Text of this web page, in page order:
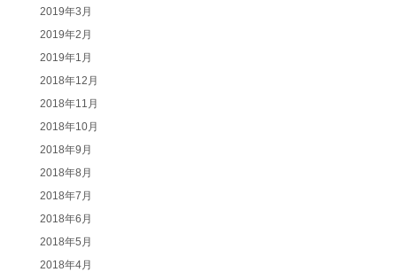
2019年3月
2019年2月
2019年1月
2018年12月
2018年11月
2018年10月
2018年9月
2018年8月
2018年7月
2018年6月
2018年5月
2018年4月